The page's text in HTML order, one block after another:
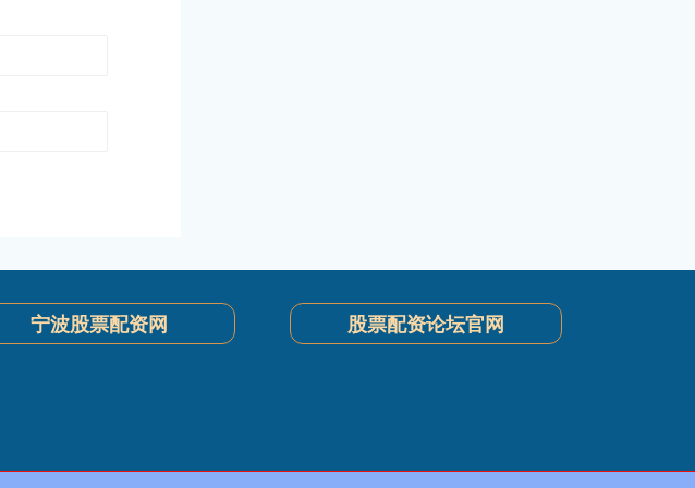
宁波股票配资网 股票配资论坛官网